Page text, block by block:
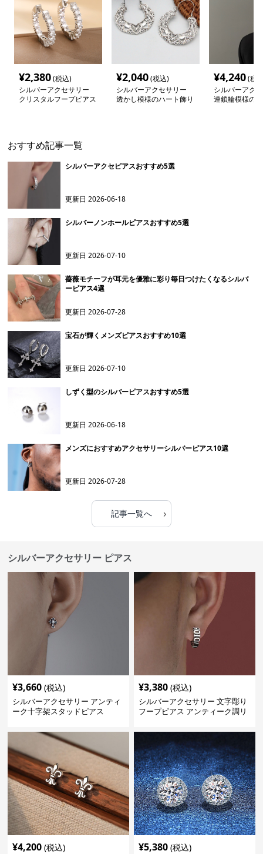
¥2,380(税込)
シルバーアクセサリー
クリスタルフープピアス
¥2,040(税込)
シルバーアクセサリー
透かし模様のハート飾り
¥4,240(税
シルバーアク
連鎖輪模様の
おすすめ記事一覧
シルバーアクセピアスおすすめ5選
更新日2026-06-18
シルバーノンホールピアスおすすめ5選
更新日2026-07-10
薔薇モチーフが耳元を優雅に彩り毎日つけたくなるシルバ
ーピアス4選
更新日2026-07-28
宝石が輝くメンズピアスおすすめ10選
更新日2026-07-10
しずく型のシルバーピアスおすすめ5選
更新日2026-06-18
メンズにおすすめアクセサリーシルバーピアス10選
更新日2026-07-28
記事一覧へ ›
シルバーアクセサリー ピアス
¥3,660 (税込)
シルバーアクセサリー アンティ
ーク十字架スタッドピアス
¥3,380 (税込)
シルバーアクセサリー 文字彫り
フープピアス アンティーク調リ
¥4,200 (税込) ¥5,380 (税込)